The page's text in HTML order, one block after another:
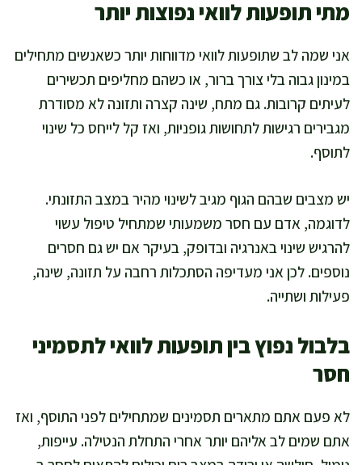
מתי תופעות לוואי נפוצות יותר
אני שמה לב שתופעות לוואי מדווחות יותר כשאנשים מתחילים
במינון גבוה בלי צורך ברור, או כשהם מחליפים תכשירים
לעיתים קרובות. גם מתח, שינה קצרה ותזונה לא מסודרת
מגבירים רגישות לתחושות גופניות, ואז קל לייחס כל שינוי
לתוסף.
יש מצבים שבהם הגוף מגיב לשינוי מהיר במצב התזונתי.
לדוגמה, אדם עם חסר משמעותי שמתחיל טיפול עשוי
להרגיש שינוי באנרגיה ובדופק, בעיקר אם יש גם חסרים
נוספים. לכן אני מעדיפה הסתכלות רחבה על תזונה, שינה,
פעילות ושתייה.
בלבול נפוץ בין תופעות לוואי לתסמיני
חסר
לא פעם אתם מתארים תסמינים שמתחילים לפני התוסף, ואז
אתם שמים לב אליהם יותר אחרי התחלת הנטילה. עייפות,